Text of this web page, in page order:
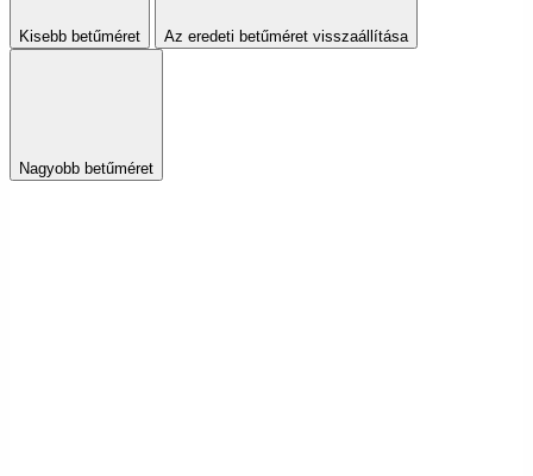
Kisebb betűméret Az eredeti betűméret visszaállítása
Nagyobb betűméret